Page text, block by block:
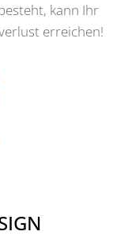
kann Ihr
erreichen!